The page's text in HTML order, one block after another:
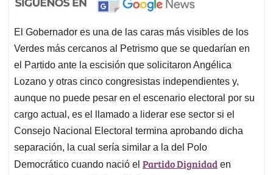
El Gobernador es una de las caras más visibles de los
Verdes más cercanos al Petrismo que se quedarían en
el Partido ante la escisión que solicitaron Angélica
Lozano y otras cinco congresistas independientes y,
aunque no puede pesar en el escenario electoral por su
cargo actual, es el llamado a liderar ese sector si el
Consejo Nacional Electoral termina aprobando dicha
separación, la cual sería similar a la del Polo
Democrático cuando nació el Partido Dignidad en